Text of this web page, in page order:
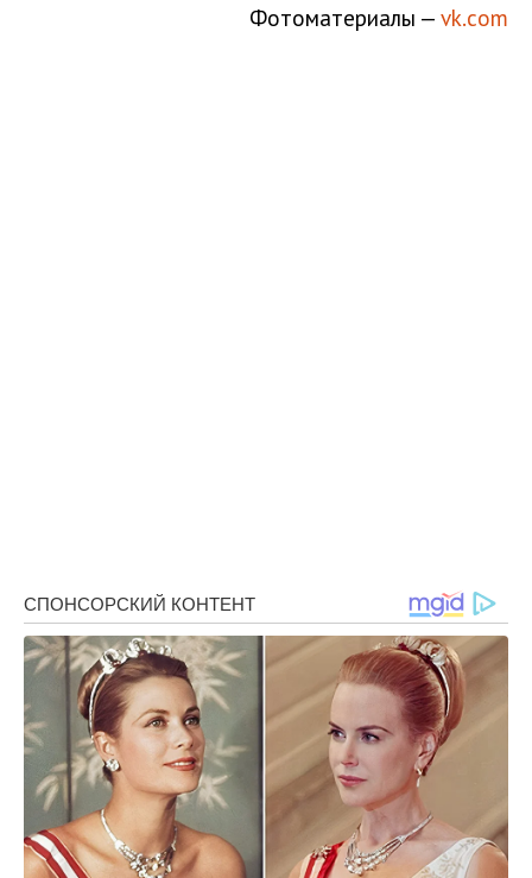
Фотоматериалы — vk.com